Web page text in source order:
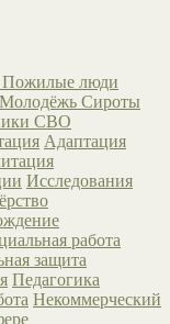
Пожилые люди
Молодёжь Сироты
СВО
Адаптация
Исследования
работа
защита
Педагогика
Некоммерческий